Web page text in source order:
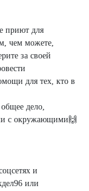
приют для
чем можете,
за своей
для тех, кто в
дело,
с окружающими🙌
и
или